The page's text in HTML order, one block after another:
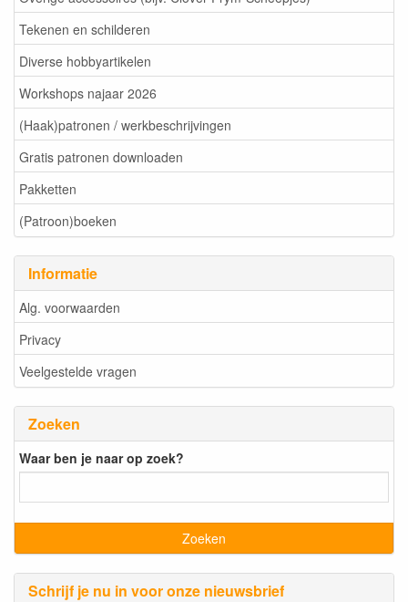
Tekenen en schilderen
Diverse hobbyartikelen
Workshops najaar 2026
(Haak)patronen / werkbeschrijvingen
Gratis patronen downloaden
Pakketten
(Patroon)boeken
Informatie
Alg. voorwaarden
Privacy
Veelgestelde vragen
Zoeken
Waar ben je naar op zoek?
Schrijf je nu in voor onze nieuwsbrief